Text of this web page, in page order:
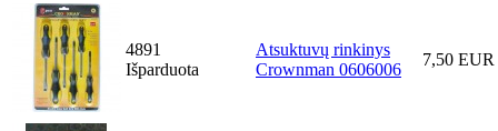
4891
Išparduota
Atsuktuvų rinkinys
Crownman 0606006
7,50 EUR